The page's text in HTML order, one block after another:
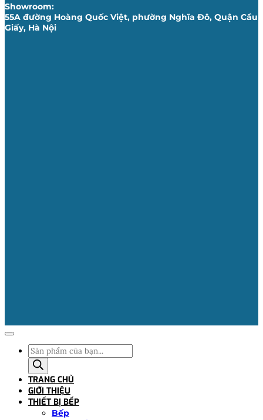
Showroom:
55A đường Hoàng Quốc Việt, phường Nghĩa Đô, Quận Cầu
Giấy, Hà Nội
Tìm
kiếm
sản
phẩm
TRANG CHỦ
GIỚI THIỆU
THIẾT BỊ BẾP
Bếp